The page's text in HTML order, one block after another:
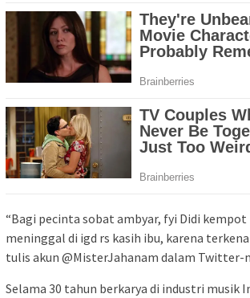
“Bagi pecinta sobat ambyar, fyi Didi kempot
meninggal di igd rs kasih ibu, karena terkena
tulis akun @MisterJahanam dalam Twitter-
Selama 30 tahun berkarya di industri musik